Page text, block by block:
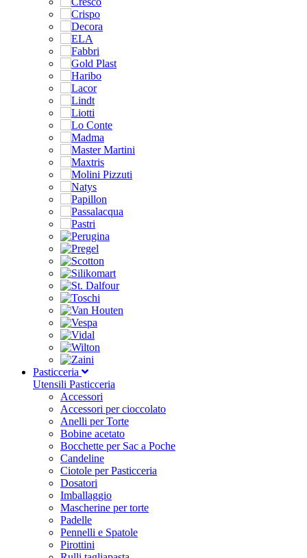
Pasticceria
Utensili Pasticceria
Accessori
Accessori per cioccolato
Anelli per Torte
Bobine acetato
Bocchette per Sac a Poche
Candeline
Ciotole per Pasticceria
Dosatori
Imballaggio
Mascherine per torte
Padelle
Pennelli e Spatole
Pirottini